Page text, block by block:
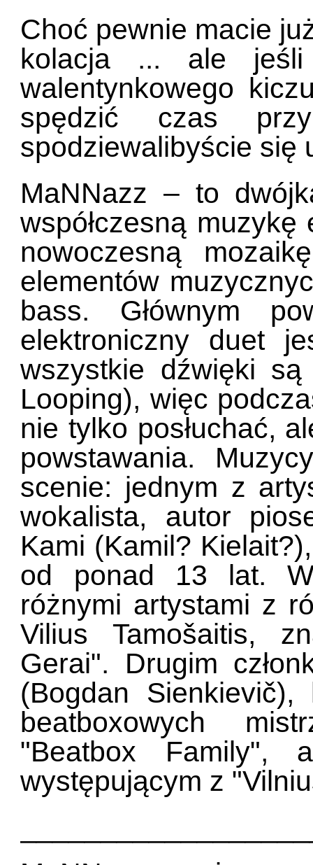
Choć pewnie macie
kolacja ... ale jeśli
walentynkowego
spędzić czas
spodziewalibyście się
MaNNazz – to
współczesną
nowoczesną
elementów
bass. Głównym
elektroniczny duet
wszystkie dźwięki
Looping), więc
nie tylko posłuchać,
powstawania.
scenie: jednym z
wokalista, autor
Kami (Kamil?
od ponad 13 lat. W
różnymi artystami z
Vilius Tamošaitis,
Gerai". Drugim
(Bogdan
beatboxowych
"Beatbox Family",
występującym z